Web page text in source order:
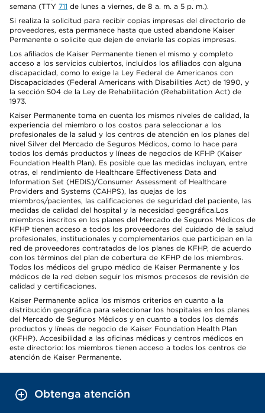
semana (TTY 711 de lunes a viernes, de 8 a. m. a 5 p. m.).
Si realiza la solicitud para recibir copias impresas del directorio de
proveedores, esta permanece hasta que usted abandone Kaiser
Permanente o solicite que dejen de enviarle las copias impresas.
Los afiliados de Kaiser Permanente tienen el mismo y completo
acceso a los servicios cubiertos, incluidos los afiliados con alguna
discapacidad, como lo exige la Ley Federal de Americanos con
Discapacidades (Federal Americans with Disabilities Act) de 1990, y
la sección 504 de la Ley de Rehabilitación (Rehabilitation Act) de
1973.
Kaiser Permanente toma en cuenta los mismos niveles de calidad, la
experiencia del miembro o los costos para seleccionar a los
profesionales de la salud y los centros de atención en los planes del
nivel Silver del Mercado de Seguros Médicos, como lo hace para
todos los demás productos y líneas de negocios de KFHP (Kaiser
Foundation Health Plan). Es posible que las medidas incluyan, entre
otras, el rendimiento de Healthcare Effectiveness Data and
Information Set (HEDIS)/Consumer Assessment of Healthcare
Providers and Systems (CAHPS), las quejas de los
miembros/pacientes, las calificaciones de seguridad del paciente, las
medidas de calidad del hospital y la necesidad geográfica.Los
miembros inscritos en los planes del Mercado de Seguros Médicos de
KFHP tienen acceso a todos los proveedores del cuidado de la salud
profesionales, institucionales y complementarios que participan en la
red de proveedores contratados de los planes de KFHP, de acuerdo
con los términos del plan de cobertura de KFHP de los miembros.
Todos los médicos del grupo médico de Kaiser Permanente y los
médicos de la red deben seguir los mismos procesos de revisión de
calidad y certificaciones.
Kaiser Permanente aplica los mismos criterios en cuanto a la
distribución geográfica para seleccionar los hospitales en los planes
del Mercado de Seguros Médicos y en cuanto a todos los demás
productos y líneas de negocio de Kaiser Foundation Health Plan
(KFHP). Accesibilidad a las oficinas médicas y centros médicos en
este directorio: los miembros tienen acceso a todos los centros de
atención de Kaiser Permanente.
Obtenga atención